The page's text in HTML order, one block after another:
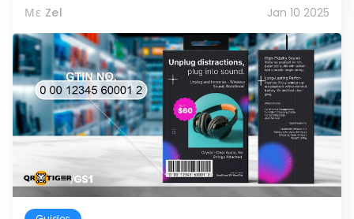
Με Zel Jan 10 2025